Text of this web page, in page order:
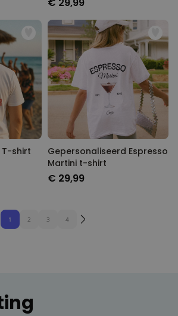
shirt
Gepersonaliseerd Espresso
Martini t-shirt
€ 29,99
1 2 3 4